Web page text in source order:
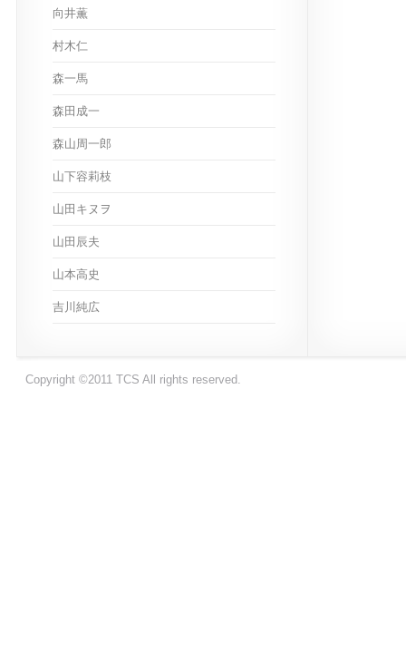
向井薫
村木仁
森一馬
森田成一
森山周一郎
山下容莉枝
山田キヌヲ
山田辰夫
山本高史
吉川純広
Copyright ©2011 TCS All rights reserved.